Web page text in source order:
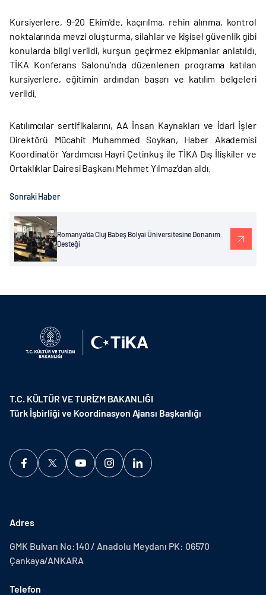
Kursiyerlere, 9-20 Ekim'de, kaçırılma, rehin alınma, kontrol
noktalarında mevzi oluşturma, silahlar ve kişisel güvenlik gibi
konularda bilgi verildi, kurşun geçirmez ekipmanlar anlatıldı.
TİKA Konferans Salonu'nda düzenlenen programa katılan
kursiyerlere, eğitimin ardından başarı ve katılım belgeleri
verildi.
Katılımcılar sertifikalarını, AA İnsan Kaynakları ve İdari İşler
Direktörü Mücahit Muhammed Soykan, Haber Akademisi
Koordinatör Yardımcısı Hayri Çetinkuş ile TİKA Dış İlişkiler ve
Ortaklıklar Dairesi Başkanı Mehmet Yılmaz'dan aldı.
Sonraki Haber
Romanya'da Cluj Babeş Bolyai Üniversitesine Donanım
Desteği
T.C. KÜLTÜR VE TURİZM BAKANLIĞI
Türk İşbirliği ve Koordinasyon Ajansı Başkanlığı
Adres
GMK Bulvarı No:140 / Anadolu Meydanı PK: 06570
Çankaya/ANKARA
Telefon